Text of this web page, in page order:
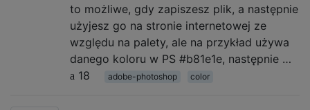
to możliwe, gdy zapiszesz plik, a następnie
użyjesz go na stronie internetowej ze
względu na palety, ale na przykład używa
danego koloru w PS #b81e1e, następnie …
18
adobe-photoshop color